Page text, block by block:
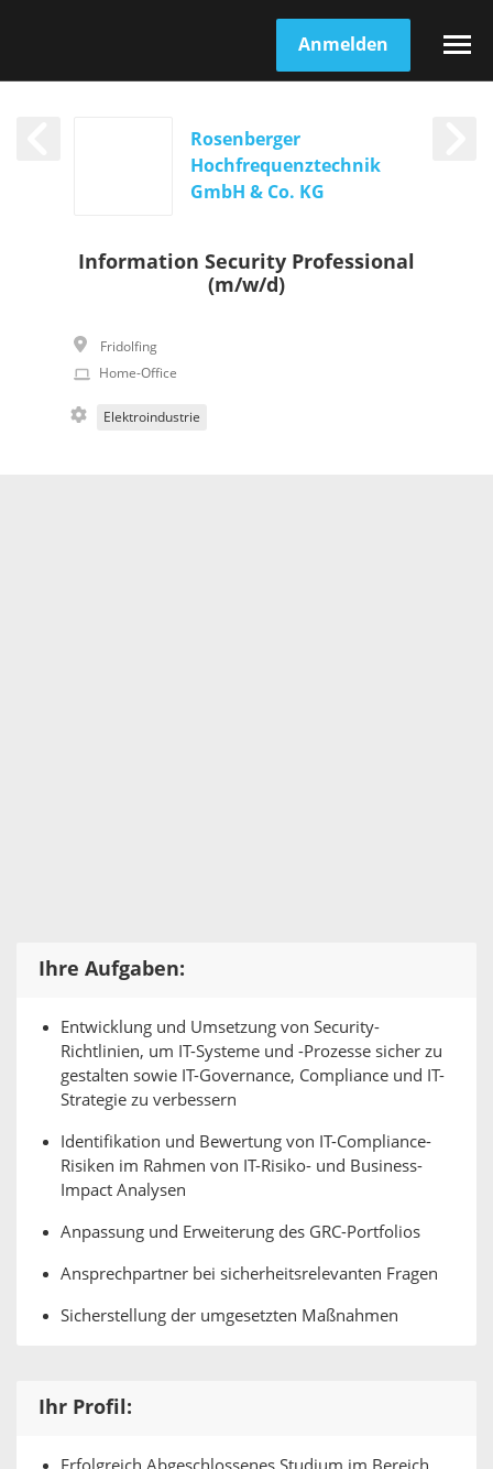
Anmelden
Rosenberger
Hochfrequenztechnik
GmbH & Co. KG
Information Security Professional
(m/w/d)
Fridolfing
Home-Office
Elektroindustrie
Ihre Aufgaben:
Entwicklung und Umsetzung von Security-
Richtlinien, um IT-Systeme und -Prozesse sicher zu
gestalten sowie IT-Governance, Compliance und IT-
Strategie zu verbessern
Identifikation und Bewertung von IT-Compliance-
Risiken im Rahmen von IT-Risiko- und Business-
Impact Analysen
Anpassung und Erweiterung des GRC-Portfolios
Ansprechpartner bei sicherheitsrelevanten Fragen
Sicherstellung der umgesetzten Maßnahmen
Ihr Profil: